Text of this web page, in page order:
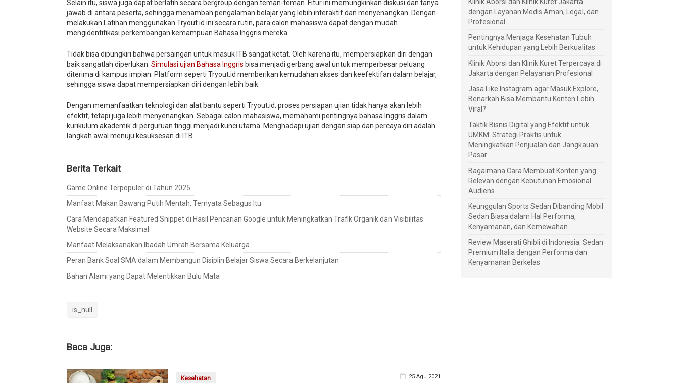
Selain itu, siswa juga dapat berlatih secara bergroup dengan teman-teman. Fitur ini memungkinkan diskusi dan tanya
jawab di antara peserta, sehingga menambah pengalaman belajar yang lebih interaktif dan menyenangkan. Dengan
melakukan Latihan menggunakan Tryout.id ini secara rutin, para calon mahasiswa dapat dengan mudah
mengidentifikasi perkembangan kemampuan Bahasa Inggris mereka.
Tidak bisa dipungkiri bahwa persaingan untuk masuk ITB sangat ketat. Oleh karena itu, mempersiapkan diri dengan
baik sangatlah diperlukan. Simulasi ujian Bahasa Inggris bisa menjadi gerbang awal untuk memperbesar peluang
diterima di kampus impian. Platform seperti Tryout.id memberikan kemudahan akses dan keefektifan dalam belajar,
sehingga siswa dapat mempersiapkan diri dengan lebih baik.
Dengan memanfaatkan teknologi dan alat bantu seperti Tryout.id, proses persiapan ujian tidak hanya akan lebih
efektif, tetapi juga lebih menyenangkan. Sebagai calon mahasiswa, memahami pentingnya bahasa Inggris dalam
kurikulum akademik di perguruan tinggi menjadi kunci utama. Menghadapi ujian dengan siap dan percaya diri adalah
langkah awal menuju kesuksesan di ITB.
Berita Terkait
Game Online Terpopuler di Tahun 2025
Manfaat Makan Bawang Putih Mentah, Ternyata Sebagus Itu
Cara Mendapatkan Featured Snippet di Hasil Pencarian Google untuk Meningkatkan Trafik Organik dan Visibilitas
Website Secara Maksimal
Manfaat Melaksanakan Ibadah Umrah Bersama Keluarga
Peran Bank Soal SMA dalam Membangun Disiplin Belajar Siswa Secara Berkelanjutan
Bahan Alami yang Dapat Melentikkan Bulu Mata
is_null
Baca Juga:
Kesehatan 25 Agu 2021
dengan Layanan Medis Aman, Legal, dan
Profesional
Pentingnya Menjaga Kesehatan Tubuh
untuk Kehidupan yang Lebih Berkualitas
Klinik Aborsi dan Klinik Kuret Terpercaya di
Jakarta dengan Pelayanan Profesional
Jasa Like Instagram agar Masuk Explore,
Benarkah Bisa Membantu Konten Lebih
Viral?
Taktik Bisnis Digital yang Efektif untuk
UMKM: Strategi Praktis untuk
Meningkatkan Penjualan dan Jangkauan
Pasar
Bagaimana Cara Membuat Konten yang
Relevan dengan Kebutuhan Emosional
Audiens
Keunggulan Sports Sedan Dibanding Mobil
Sedan Biasa dalam Hal Performa,
Kenyamanan, dan Kemewahan
Review Maserati Ghibli di Indonesia: Sedan
Premium Italia dengan Performa dan
Kenyamanan Berkelas